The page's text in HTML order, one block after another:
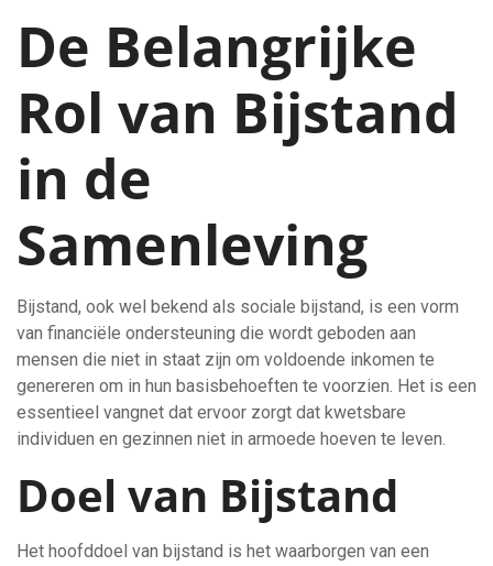
De Belangrijke
Rol van Bijstand
in de
Samenleving
Bijstand, ook wel bekend als sociale bijstand, is een vorm
van financiële ondersteuning die wordt geboden aan
mensen die niet in staat zijn om voldoende inkomen te
genereren om in hun basisbehoeften te voorzien. Het is een
essentieel vangnet dat ervoor zorgt dat kwetsbare
individuen en gezinnen niet in armoede hoeven te leven.
Doel van Bijstand
Het hoofddoel van bijstand is het waarborgen van een